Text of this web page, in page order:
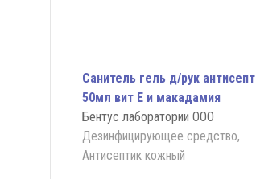
Санитель гель д/рук антисепт
50мл вит Е и макадамия
Бентус лаборатории ООО
Дезинфицирующее средство,
Антисептик кожный